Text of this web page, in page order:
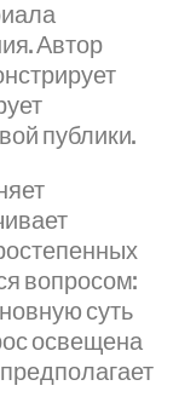
Автор
публики.
вопросом:
суть
освещена